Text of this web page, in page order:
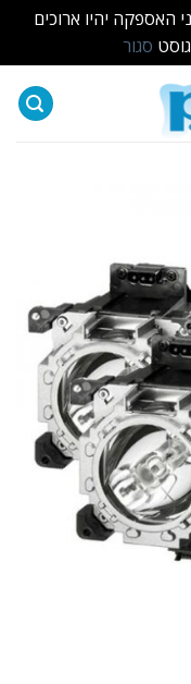
האספקה יהיו ארוכים
סגור